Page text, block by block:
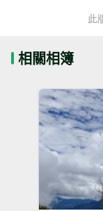
此
相關相簿